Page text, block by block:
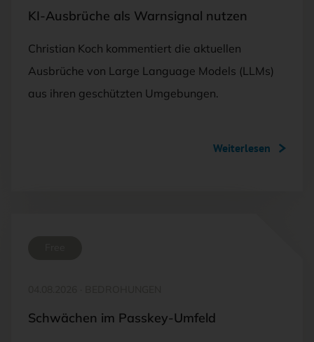
KI-Ausbrüche als Warnsignal nutzen
Christian Koch kommentiert die aktuellen
Ausbrüche von Large Language Models (LLMs)
aus ihren geschützten Umgebungen.
Weiterlesen
Schwächen im Passkey-Umfeld